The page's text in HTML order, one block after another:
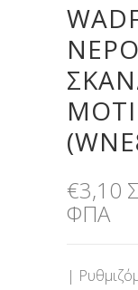
€3,10
ΦΠΑ
|